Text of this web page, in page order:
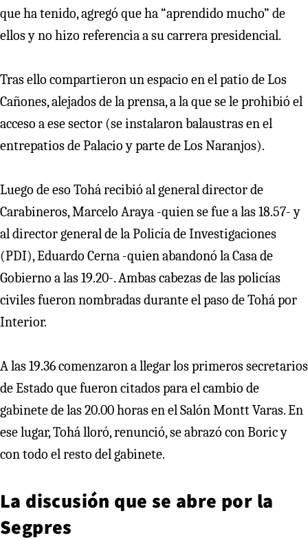
que ha tenido, agregó que ha “aprendido mucho” de
ellos y no hizo referencia a su carrera presidencial.
Tras ello compartieron un espacio en el patio de Los
Cañones, alejados de la prensa, a la que se le prohibió el
acceso a ese sector (se instalaron balaustras en el
entrepatios de Palacio y parte de Los Naranjos).
Luego de eso Tohá recibió al general director de
Carabineros, Marcelo Araya -quien se fue a las 18.57- y
al director general de la Policía de Investigaciones
(PDI), Eduardo Cerna -quien abandonó la Casa de
Gobierno a las 19.20-. Ambas cabezas de las policías
civiles fueron nombradas durante el paso de Tohá por
Interior.
A las 19.36 comenzaron a llegar los primeros secretarios
de Estado que fueron citados para el cambio de
gabinete de las 20.00 horas en el Salón Montt Varas. En
ese lugar, Tohá lloró, renunció, se abrazó con Boric y
con todo el resto del gabinete.
La discusión que se abre por la
Segpres